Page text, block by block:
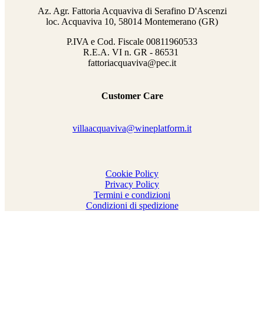
Az. Agr. Fattoria Acquaviva di Serafino D'Ascenzi
loc. Acquaviva 10, 58014 Montemerano (GR)
P.IVA e Cod. Fiscale 00811960533
R.E.A. VI n. GR - 86531
fattoriacquaviva@pec.it
Customer Care
villaacquaviva@wineplatform.it
Cookie Policy
Privacy Policy
Termini e condizioni
Condizioni di spedizione